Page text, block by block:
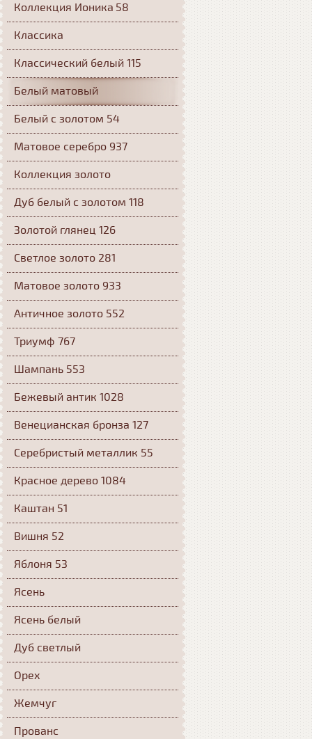
Коллекция Ионика 58
Классика
Классический белый 115
Белый матовый
Белый с золотом 54
Матовое серебро 937
Коллекция золото
Дуб белый с золотом 118
Золотой глянец 126
Светлое золото 281
Матовое золото 933
Античное золото 552
Триумф 767
Шампань 553
Бежевый антик 1028
Венецианская бронза 127
Серебристый металлик 55
Красное дерево 1084
Каштан 51
Вишня 52
Яблоня 53
Ясень
Ясень белый
Дуб светлый
Орех
Жемчуг
Прованс